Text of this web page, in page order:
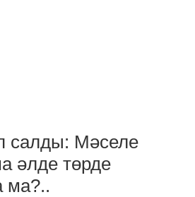
салды: Мәселе
әлде төрде
ма?..